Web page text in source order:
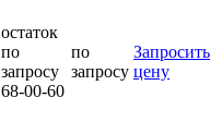
остаток
по
запросу
68-00-60
по
запросу
Запросить
цену